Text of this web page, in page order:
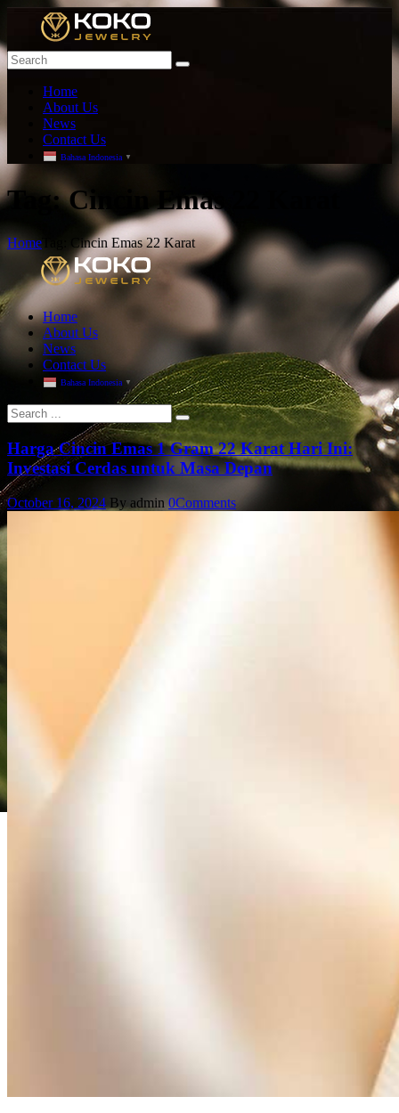
Home
About Us
News
Contact Us
Bahasa Indonesia ▼
T ag: Cincin Emas 22 Karat
Home Tag: Cincin Emas 22 Karat
Home
About Us
News
Contact Us
Bahasa Indonesia ▼
Harga Cincin Emas 1 Gram 22 Karat Hari Ini:
Investasi Cerdas untuk Masa Depan
October 16, 2024 By admin 0Comments